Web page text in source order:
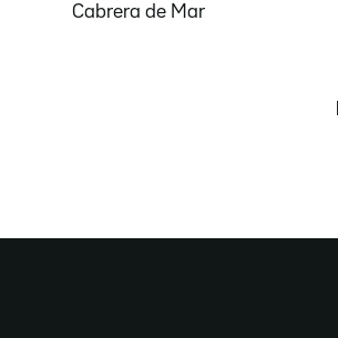
Cabrera de Mar